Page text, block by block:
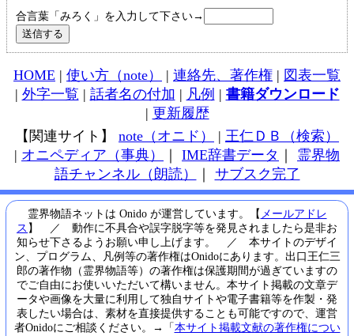
合言葉「みろく」を入力して下さい→
HOME | 使い方（note） | 連絡先、著作権 | 図表一覧
| 外字一覧 | 話者名の付加 | 凡例 | 書籍ダウンロード
| 更新履歴
【関連サイト】 note（オニド） | 王仁ＤＢ（検索）
| オニペディア（事典） ｜ IME辞書データ ｜ 霊界物
語チャンネル（朗読）
｜ サブスク完了
霊界物語ネットは Onido が運営しています。【 メールアドレ
ス 】 ／ 動作に不具合や誤字脱字等を発見されましたら是非お
知らせ下さるようお願い申し上げます。 ／ 本サイトのデザイ
ン、プログラム、凡例等の著作権はOnidoにあります。出口王仁三
郎の著作物（霊界物語等）の著作権は保護期間が過ぎていますの
でご自由にお使いいただいて構いません。本サイト掲載の文章デ
ータや画像を大量に利用して独自サイトや電子書籍等を作製・発
表したい場合は、素材を直接提供することも可能ですので、運営
者Onidoにご相談ください。→「本サイト掲載文献の著作権につい